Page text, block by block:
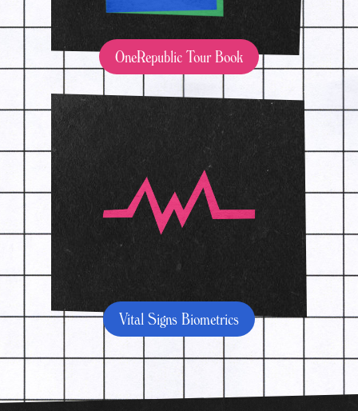
OneRepublic Tour Book
Vital Signs Biometrics